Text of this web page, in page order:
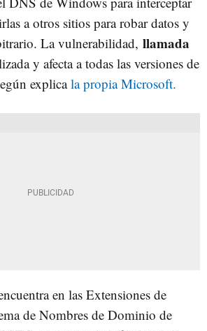
a otros sitios para robar datos y
La vulnerabilidad, llamada
y afecta a todas las versiones de
explicala propia Microsoft.
en las Extensiones de
de Nombres de Dominio de